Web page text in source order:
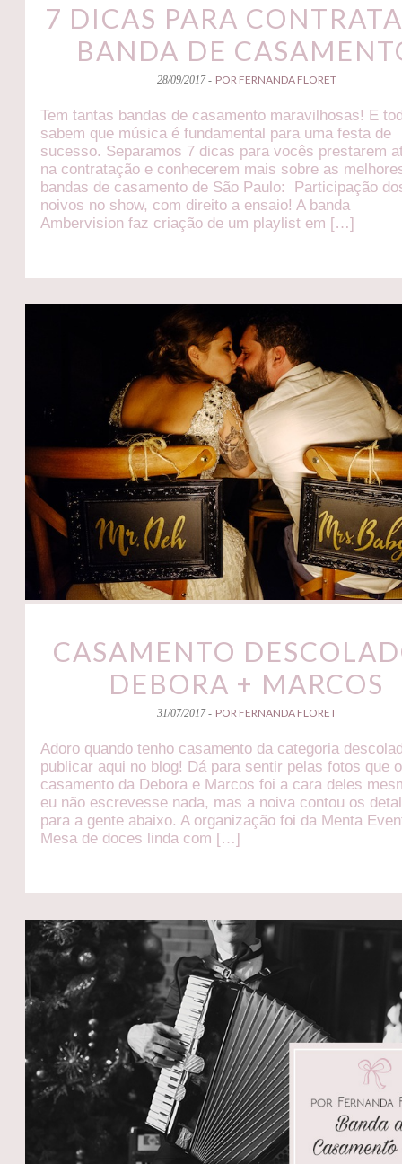
7 DICAS PARA
BANDA DE
28/09/2017 - POR FERNANDA FLORET
Tem tantas bandas de casamento maravilhosas! E
sabem que música é fundamental para uma festa de
sucesso. Separamos 7 dicas para vocês prestarem
na contratação e conhecerem mais sobre as
bandas de casamento de São Paulo: Participação
noivos no show, com direito a ensaio! A banda
Ambervision faz criação de um playlist em […]
CASAMENTO
DEBORA + MARCOS
31/07/2017 - POR FERNANDA FLORET
Adoro quando tenho casamento da categoria
publicar aqui no blog! Dá para sentir pelas fotos que o
casamento da Debora e Marcos foi a cara deles
eu não escrevesse nada, mas a noiva contou os
para a gente abaixo. A organização foi da Menta
Mesa de doces linda com […]